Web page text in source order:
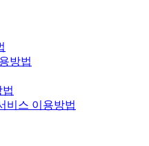
방법
비스 이용방법